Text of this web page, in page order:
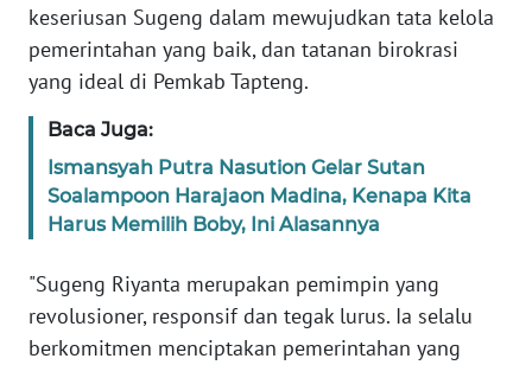
keseriusan Sugeng dalam mewujudkan tata kelola
pemerintahan yang baik, dan tatanan birokrasi
yang ideal di Pemkab Tapteng.
Baca Juga:
Ismansyah Putra Nasution Gelar Sutan
Soalampoon Harajaon Madina, Kenapa Kita
Harus Memilih Boby, Ini Alasannya
"Sugeng Riyanta merupakan pemimpin yang
revolusioner, responsif dan tegak lurus. Ia selalu
berkomitmen menciptakan pemerintahan yang
WN
BABEL
SUMBAR
WN
SUMSEL
WN
BENGKULU